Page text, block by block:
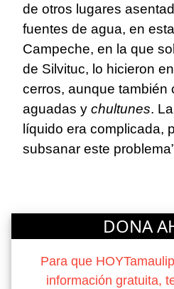
de otros lugares
fuentes de agua, en
Campeche, en la que
de Silvituc, lo hicieron
cerros, aunque también
aguadas y chultunes.
líquido era complicada,
subsanar este
DONA
Para que
información gratuita,